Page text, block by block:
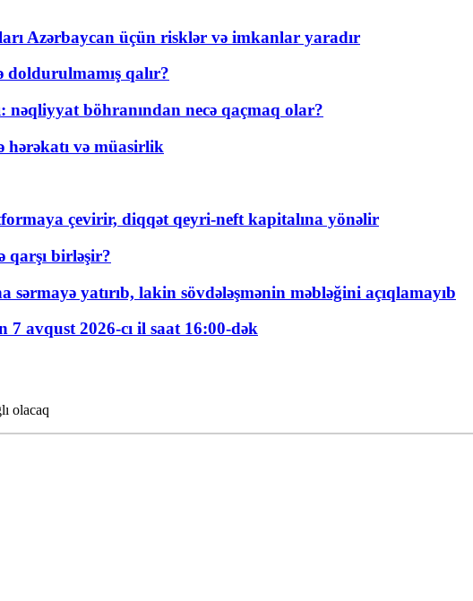
Azərbaycan üçün risklər və imkanlar yaradır
qalır?
nəqliyyat böhranından necə qaçmaq olar?
hərəkatı və müasirlik
çevirir, diqqət qeyri-neft kapitalına yönəlir
birləşir?
yatırıb, lakin sövdələşmənin məbləğini açıqlamayıb
7 avqust 2026-cı il saat 16:00-dək
olacaq